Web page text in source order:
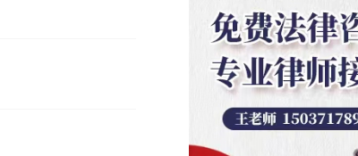
律师回答区
跳跳糖是毒品吗？